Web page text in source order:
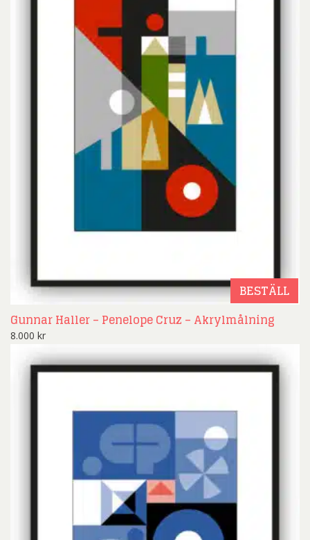
BESTÄLL
Gunnar Haller – Penelope Cruz – Akrylmålning
8.000 kr